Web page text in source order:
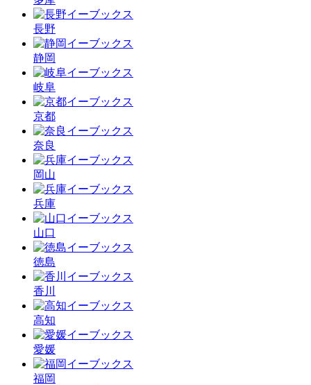
長野
静岡
岐阜
京都
奈良
岡山
兵庫
山口
徳島
香川
高知
愛媛
福岡